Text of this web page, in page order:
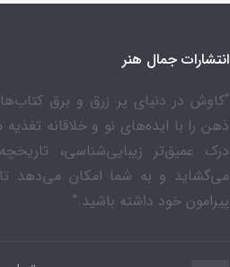
انتشارات جمال هنر
“کاوش در دنیای پر زرق و برق
ذهن را با ایده‌های نو و خلاقانه
درک عمیق‌تر زیبایی‌شناسی،
می‌گشاید و به شما امکان می‌دهد
پیرامون خود داشته باشید.”